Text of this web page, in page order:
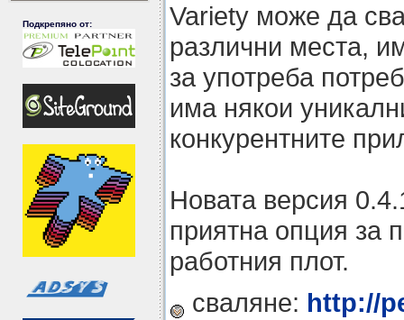
Подкрепяно от:
Variety може да
различни места,
за употреба
има някои
конкурентните
Новата версия
приятна опция за
работния плот.
сваляне: http://